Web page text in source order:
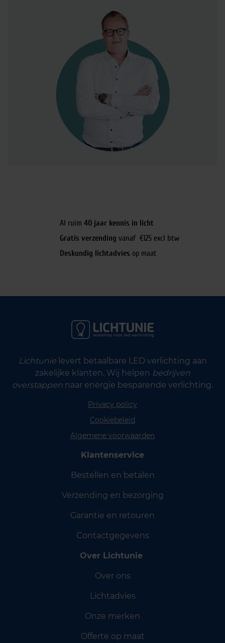
Al ruim 40 jaar kennis in licht
Gratis verzending vanaf €125 excl btw
Deskundig lichtadvies op maat
Lichtunielevert betaalbare LED verlichting aan
zakelijke klanten. Wij helpen bedrijven
overstappen naar energie besparende verlichting.
Privacy policy
Cookiebeleid
Algemene voorwaarden
Klantenservice
Bestellen en betalen
Verzending en bezorging
Garantie en retouren
Contactgegevens
Over Lichtunie
Over ons
Lichtadvies
Onze merken
Offerte op maat